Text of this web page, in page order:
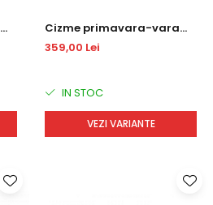
Cizme primavara-vara
DM1722
359,00 Lei
IN STOC
VEZI VARIANTE